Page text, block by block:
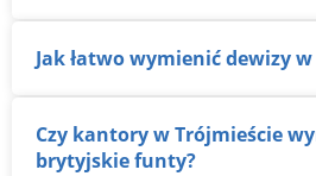
Jak łatwo wymienić dewizy
Czy kantory w Trójmieście wymieniają
brytyjskie funty?